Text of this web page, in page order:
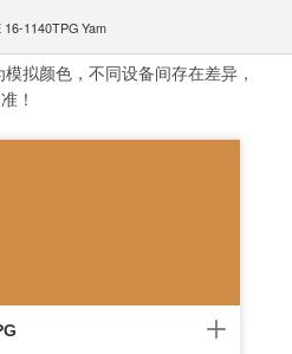
16-1140TPG Yam
拟颜色，不同设备间存在差异，
！